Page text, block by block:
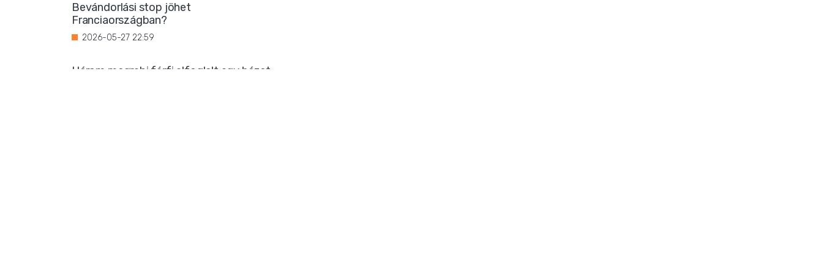
Bevándorlási stop jöhet
Franciaországban?
2026-05-27 22:59
Három magrebi férfi elfoglalt egy házat